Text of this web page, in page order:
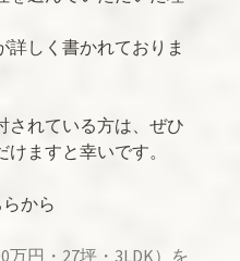
詳しく書かれておりま
されている方は、ぜひ
ますと幸いです。
から
円・27坪・3LDK）を